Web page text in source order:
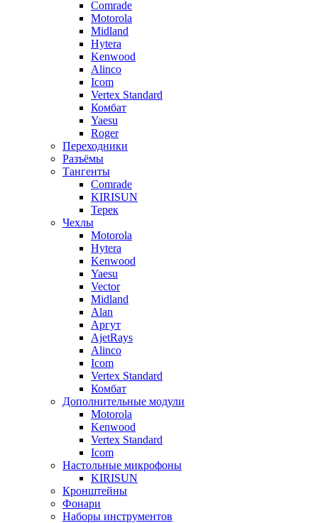
Comrade
Motorola
Midland
Hytera
Kenwood
Alinco
Icom
Vertex Standard
Комбат
Yaesu
Roger
Переходники
Разъёмы
Тангенты
Comrade
KIRISUN
Терек
Чехлы
Motorola
Hytera
Kenwood
Yaesu
Vector
Midland
Alan
Аргут
AjetRays
Alinco
Icom
Vertex Standard
Комбат
Дополнительные модули
Motorola
Kenwood
Vertex Standard
Icom
Настольные микрофоны
KIRISUN
Кронштейны
Фонари
Наборы инструментов